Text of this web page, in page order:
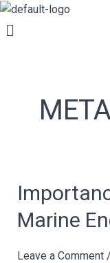
Skip
to
Menu
Marine
Leave a Comment /
Importance
Metallurgy
Marine
Post
pagination